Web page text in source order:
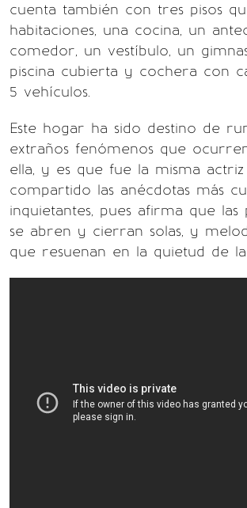
cuenta también con tres pisos
habitaciones, una cocina, un
comedor, un vestíbulo, un
piscina cubierta y cochera con
5 vehículos.
Este hogar ha sido destino de
extraños fenómenos que
ella, y es que fue la misma
compartido las anécdotas más
inquietantes, pues afirma que las
se abren y cierran solas, y
que resuenan en la quietud de